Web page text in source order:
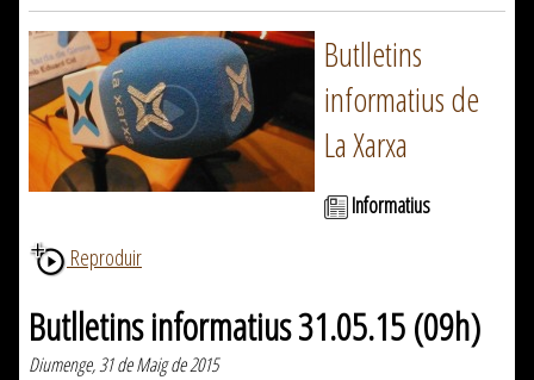
Butlletins
informatius de
La Xarxa
Informatius
Reproduir
Butlletins informatius 31.05.15 (09h)
Diumenge, 31 de Maig de 2015